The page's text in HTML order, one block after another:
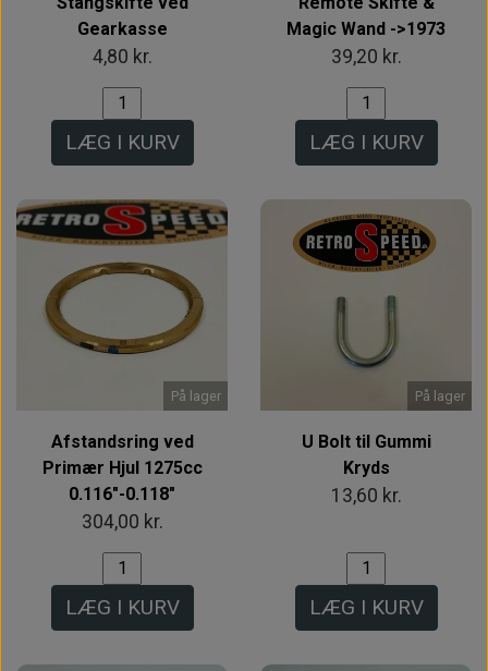
Gearkasse
4,80 kr.
LÆG I KURV
Magic Wand ->1973
39,20 kr.
LÆG I KURV
På lager
Afstandsring ved
Primær Hjul 1275cc
0.116"-0.118"
304,00 kr.
LÆG I KURV
På lager
U Bolt til Gummi
Kryds
13,60 kr.
LÆG I KURV